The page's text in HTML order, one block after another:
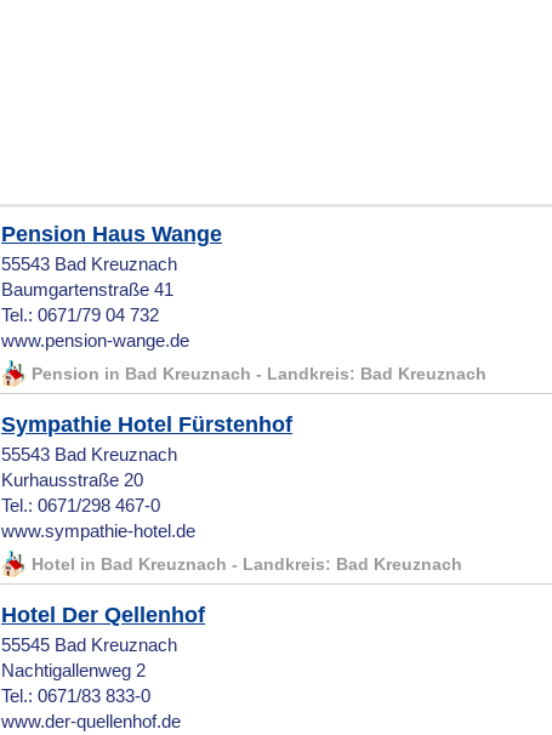
Pension Haus Wange
55543 Bad Kreuznach
Baumgartenstraße 41
Tel.: 0671/79 04 732
www.pension-wange.de
Pension in Bad Kreuznach - Landkreis: Bad Kreuznach
Sympathie Hotel Fürstenhof
55543 Bad Kreuznach
Kurhausstraße 20
Tel.: 0671/298 467-0
www.sympathie-hotel.de
Hotel in Bad Kreuznach - Landkreis: Bad Kreuznach
Hotel Der Qellenhof
55545 Bad Kreuznach
Nachtigallenweg 2
Tel.: 0671/83 833-0
www.der-quellenhof.de